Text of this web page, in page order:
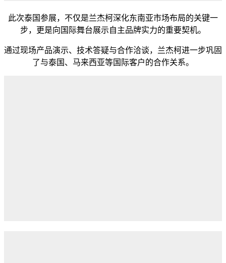
此次泰国参展，不仅是兰杰柯深化东南亚市场布局的关键一
步，更是向国际舞台展示自主品牌实力的重要契机。
通过现场产品演示、技术答疑与合作洽谈，兰杰柯进一步巩固
了与泰国、马来西亚等国际客户的合作关系。